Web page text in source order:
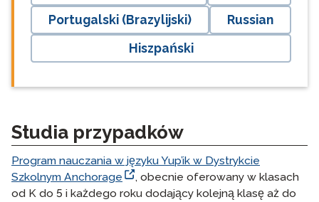
Portugalski (Brazylijski)
Russian
Hiszpański
Studia przypadków
Program nauczania w języku Yup’ik w Dystrykcie
Szkolnym Anchorage
, obecnie oferowany w klasach
od K do 5 i każdego roku dodający kolejną klasę aż do